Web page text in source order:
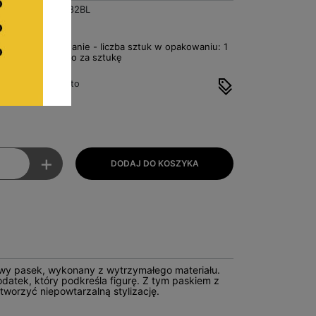
BA5982BL
Za opakowanie - liczba sztuk w opakowaniu: 1
7,43zł Netto za sztukę
9,14zł brutto
+
pasek, wykonany z wytrzymałego materiału.
który podkreśla figurę. Z tym paskiem z
niepowtarzalną stylizację.